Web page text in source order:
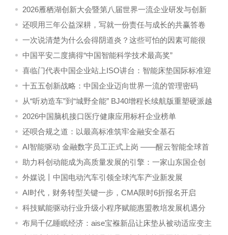
2026雁栖湖创新大会暨第八届世界一流企业研发与创新
管理论坛在北京怀柔·德勤书院成功举办
还呗用三年公益深耕，写就一份责任与成长的共赢答卷
一次说清楚为什么会得阴道炎？这些可怕的因素可能很
多人都有过
中国平安二度摘得“中国智能科学技术最高奖”
喜临门代表中国企业站上ISO讲台：智能床垫国际标准迎
来中国声音
十五五创新战略：中国企业迈向世界一流的管理密码
从“听劝造车”到“城野全能” BJ40增程长续航版重塑硬派越
野市场格局
2026中国脑机接口医疗健康应用标杆企业榜单
还呗合规之道：以最高标准筑牢金融安全基石
AI智能驱动 金融数字员工正式上岗 ——醒云智能全球首
发WakeAI 2.0平台
助力科创动能成为高质量发展的引擎：一家山东国企创
投公司“眼光独到”的背后
外媒说丨中国电动汽车引领全球汽车产业新发展
AI时代，财务转型关键一步，CMA限时6折报名开启
科技赋能驱动行业升级小程序赋能惠盟教培发展机遇分
析
布局千亿睡眠经济：aise宝褓新品让床垫从被动适应变主